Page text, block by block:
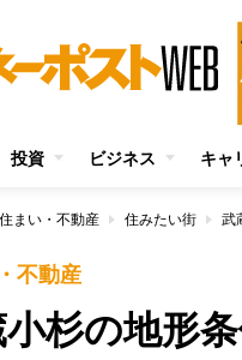
投資 ビジネス キャ
住まい・不動産 住みたい街
不動産
小杉の地形